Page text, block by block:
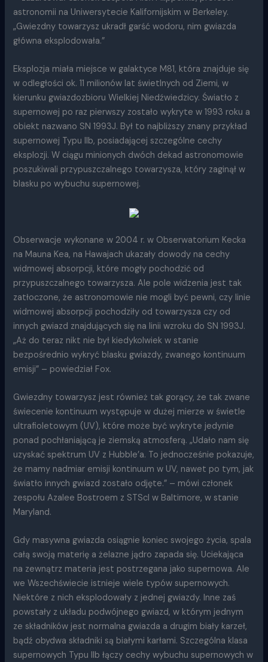
astronomii na Uniwersytecie Kalifornijskim w Berkeley.
„Gwiezdny towarzysz ukradł garść wodoru, nim gwiazda
główna eksplodowała.”
Eksplozja miała miejsce w galaktyce M81, która znajduje się
w odległości ok. 11 milionów lat świetlnych od Ziemi, w
kierunku gwiazdozbioru Wielkiej Niedźwiedzicy. Światło z
supernowej po raz pierwszy zostało wykryte w 1993 roku a
obiekt nazwano SN 1993J. Był to najbliższy znany przykład
supernowej Typu IIb, posiadającej szczególne cechy
eksplozji. W ciągu minionych dwóch dekad astronomowie
poszukiwali przypuszczalnego towarzysza, który zaginął w
blasku po wybuchu supernowej.
Obserwacje wykonane w 2004 r. w Obserwatorium Kecka
na Mauna Kea, na Hawajach ukazały dowody na cechy
widmowej absorpcji, które mogły pochodzić od
przypuszczalnego towarzysza. Ale pole widzenia jest tak
zatłoczone, że astronomowie nie mogli być pewni, czy linie
widmowej absorpcji pochodziły od towarzysza czy od
innych gwiazd znajdujących się na linii wzroku do SN 1993J.
„Aż do teraz nikt nie był kiedykolwiek w stanie
bezpośrednio wykryć blasku gwiazdy, zwanego kontinuum
emisji” – powiedział Fox.
Gwiezdny towarzysz jest również tak gorący, że tak zwane
świecenie kontinuum występuje w dużej mierze w świetle
ultrafioletowym (UV), które może być wykryte jedynie
ponad pochłaniającą je ziemską atmosferą. „Udało nam się
uzyskać spektrum UV z Hubble’a. To jednocześnie pokazuje,
że mamy nadmiar emisji kontinuum w UV, nawet po tym, jak
światło innych gwiazd zostało odjęte.” – mówi członek
zespołu Azalee Bostroem z STScI w Baltimore, w stanie
Maryland.
Gdy masywna gwiazda osiągnie koniec swojego życia, spala
całą swoją materię a żelazne jądro zapada się. Uciekająca
na zewnątrz materia jest postrzegana jako supernowa. Ale
we Wszechświecie istnieje wiele typów supernowych.
Niektóre z nich eksplodowały z jednej gwiazdy. Inne zaś
powstały z układu podwójnego gwiazd, w którym jednym
ze składników jest normalna gwiazda a drugim biały karzeł,
bądź obydwa składniki są białymi karłami. Szczególna klasa
supernowych Typu IIb łączy cechy wybuchu supernowych w